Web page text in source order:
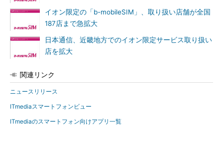
イオン限定の「b-mobileSIM」、取り扱い店舗が全国
187店まで急拡大
日本通信、近畿地方でのイオン限定サービス取り扱い
店を拡大
関連リンク
ニュースリリース
ITmediaスマートフォンビュー
ITmediaのスマートフォン向けアプリ一覧